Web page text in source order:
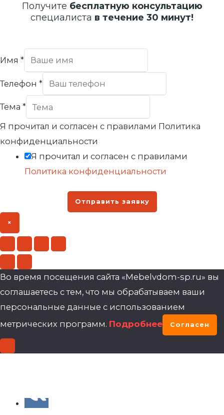
Получите бесплатную консультацию
специалиста в течение 30 минут!
Имя *
Телефон *
Тема *
Я прочитал и согласен с правилами Политика
конфиденциальности
Я прочитал и согласен с правилами
Политика конфиденциальности
Отправить заявку
×
Во время посещения сайта «Mebelvdom-sp.ru» вы
соглашаетесь с тем, что мы обрабатываем ваши
персональные данные с использованием
метрических программ. Подробнее Согласен